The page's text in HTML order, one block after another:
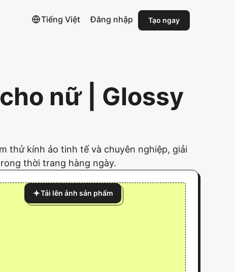
Tiếng Việt Đăng nhập Tạo ngay
nữ | Glossy
thử kính ảo tinh tế và chuyên nghiệp, giải
thời trang hàng ngày.
Tải lên ảnh sản phẩm